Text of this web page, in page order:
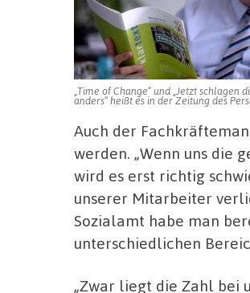
„Time of Change“ und „Jetzt schlagen
anders“ heißt es in der Zeitung des
Auch der
werden. „Wenn uns die
wird es erst richtig
unserer Mitarbeiter
Sozialamt habe man
unterschiedlichen
„Zwar liegt die Zahl bei